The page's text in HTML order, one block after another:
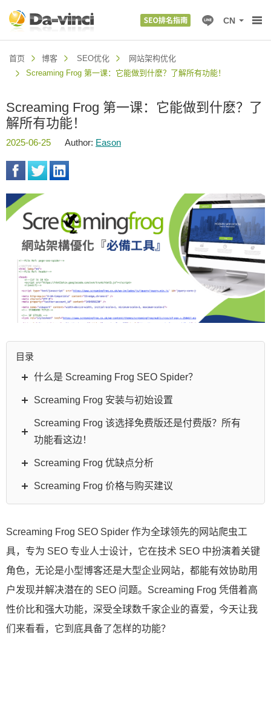
CN
首页 博客 SEO优化
网站架构优化
Screaming Frog 第一课：它能做到什麽？了解所有功能！
Screaming Frog 第一课：它能做到什麽？了
解所有功能！
2025-06-25 Author: Eason
目录
什么是 Screaming Frog SEO Spider？
Screaming Frog 安装与初始设置
Screaming Frog 该选择免费版还是付费版？所有
功能看这边！
Screaming Frog 优缺点分析
Screaming Frog 价格与购买建议
Screaming Frog SEO Spider 作为全球领先的网站爬虫工
具，专为 SEO 专业人士设计，它在技术 SEO 中扮演着关键
角色，无论是小型博客还是大型企业网站，都能有效协助用
户发现并解决潜在的 SEO 问题。Screaming Frog 凭借着高
性价比和强大功能，深受全球数千家企业的喜爱，今天让我
们来看看，它到底具备了怎样的功能？